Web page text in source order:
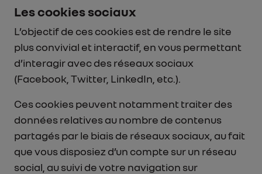
Les cookies sociaux
L’objectif de ces cookies est de rendre le site
plus convivial et interactif, en vous permettant
d’interagir avec des réseaux sociaux
(Facebook, Twitter, LinkedIn, etc.).
Ces cookies peuvent notamment traiter des
données relatives au nombre de contenus
partagés par le biais de réseaux sociaux, au fait
que vous disposiez d’un compte sur un réseau
social, au suivi de votre navigation sur